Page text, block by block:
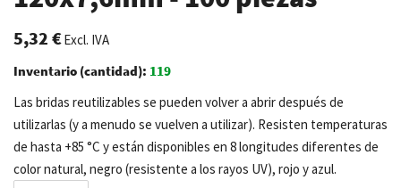
galería
de
5,32 €Excl. IVA
Inventario (cantidad): 119
Las bridas reutilizables se pueden volver a abrir después de
utilizarlas (y a menudo se vuelven a utilizar). Resisten temperaturas
de hasta +85 °C y están disponibles en 8 longitudes diferentes de
color natural, negro (resistente a los rayos UV), rojo y azul.